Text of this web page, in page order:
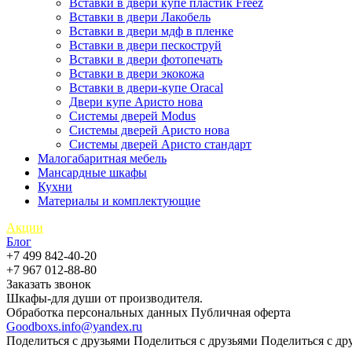
Вставки в двери купе пластик Freez
Вставки в двери Лакобель
Вставки в двери мдф в пленке
Вставки в двери пескоструй
Вставки в двери фотопечать
Вставки в двери экокожа
Вставки в двери-купе Oracal
Двери купе Аристо нова
Системы дверей Modus
Системы дверей Аристо нова
Системы дверей Аристо стандарт
Малогабаритная мебель
Мансардные шкафы
Кухни
Материалы и комплектующие
Акции
Блог
+7 499 842-40-20
+7 967 012-88-80
Заказать звонок
Шкафы-для души от производителя.
Обработка персональных данных Публичная оферта
Goodboxs.info@yandex.ru
Поделиться с друзьями Поделиться с друзьями Поделиться с